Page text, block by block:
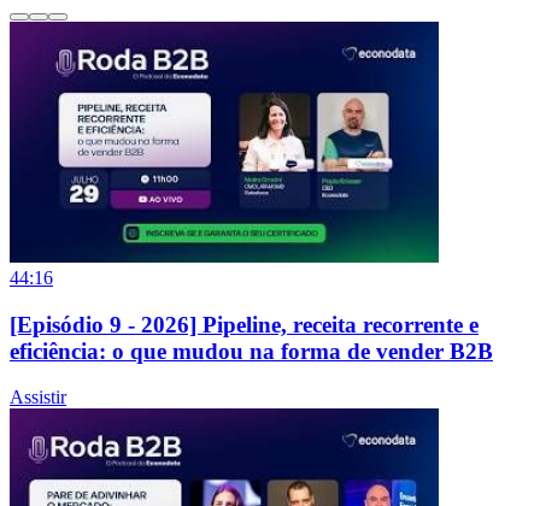
44:16
[Episódio 9 - 2026] Pipeline, receita recorrente e
eficiência: o que mudou na forma de vender B2B
Assistir